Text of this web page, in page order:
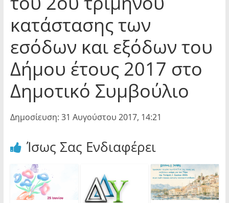
κατάστασης των
εσόδων και εξόδων του
Δήμου έτους 2017 στο
Δημοτικό Συμβούλιο
Δημοσίευση: 31 Αυγούστου 2017, 14:21
Ίσως Σας Ενδιαφέρει